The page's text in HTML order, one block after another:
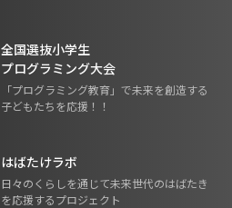
全国選抜小学生
プログラミング大会
「プログラミング教育」で未来を創造する
子どもたちを応援！！
はばたけラボ
日々のくらしを通じて未来世代のはばたき
を応援するプロジェクト